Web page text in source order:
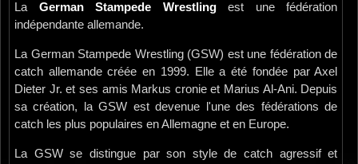
La German Stampede Wrestlingest une fédération
indépendante allemande.
La German Stampede Wrestling (GSW) est une fédération de
catch allemande créée en 1999. Elle a été fondée par Axel
Dieter Jr. et ses amis Markus cronie et Marius Al-Ani. Depuis
sa création, la GSW est devenue l'une des fédérations de
catch les plus populaires en Allemagne et en Europe.
La GSW se distingue par son style de catch agressif et